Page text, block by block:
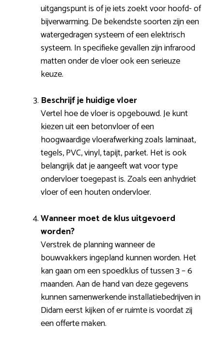
uitgangspunt is of je iets zoekt voor hoofd- of
bijverwarming. De bekendste soorten zijn een
watergedragen systeem of een elektrisch
systeem. In specifieke gevallen zijn infrarood
matten onder de vloer ook een serieuze
keuze.
Beschrijf je huidige vloer
Vertel hoe de vloer is opgebouwd. Je kunt
kiezen uit een betonvloer of een
hoogwaardige vloerafwerking zoals laminaat,
tegels, PVC, vinyl, tapijt, parket. Het is ook
belangrijk dat je aangeeft wat voor type
ondervloer toegepast is. Zoals een anhydriet
vloer of een houten ondervloer.
Wanneer moet de klus uitgevoerd
worden?
Verstrek de planning wanneer de
bouwvakkers ingepland kunnen worden. Het
kan gaan om een spoedklus of tussen 3 – 6
maanden. Aan de hand van deze gegevens
kunnen samenwerkende installatiebedrijven in
Didam eerst kijken of er ruimte is voordat zij
een offerte maken.